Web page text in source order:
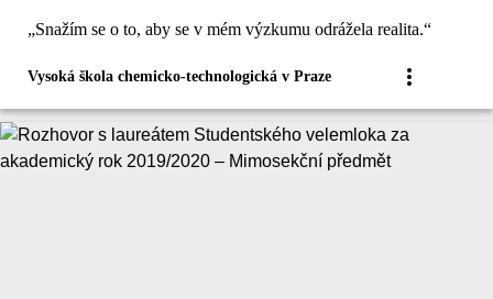
„Snažím se o to, aby se v mém výzkumu odrážela realita.“
Vysoká škola chemicko-technologická v Praze